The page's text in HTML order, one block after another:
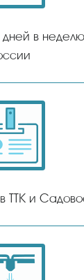
дней в
ТТК и